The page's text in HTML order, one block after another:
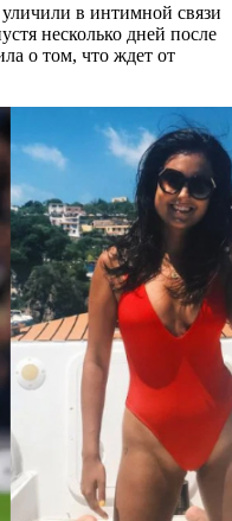
в интимной связи
несколько дней после
о том, что ждет от